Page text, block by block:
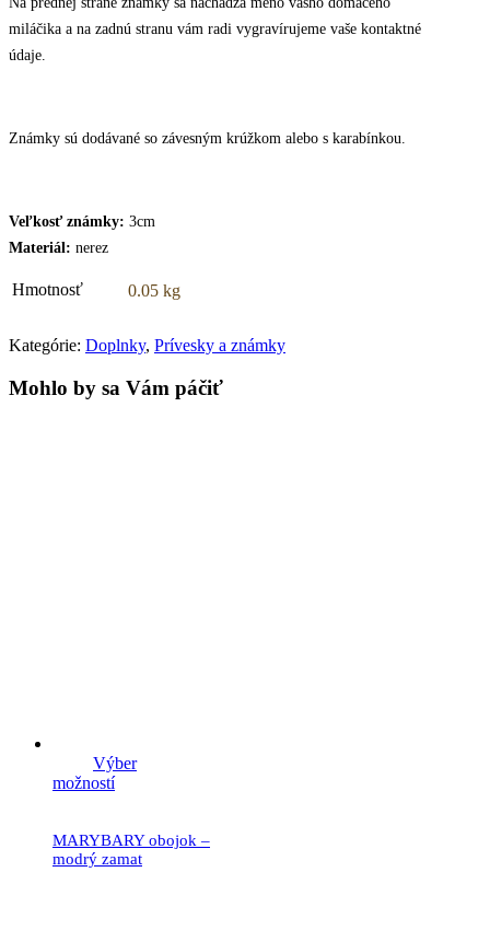
miláčika a na zadnú stranu vám radi vygravírujeme vaše kontaktné
údaje.
Známky sú dodávané so závesným krúžkom alebo s karabínkou.
Veľkosť známky: 3cm
Materiál: nerez
Hmotnosť 0.05 kg
Kategórie: Doplnky, Prívesky a známky
Mohlo by sa Vám páčiť
Výber
možností
MARYBARY obojok –
modrý zamat